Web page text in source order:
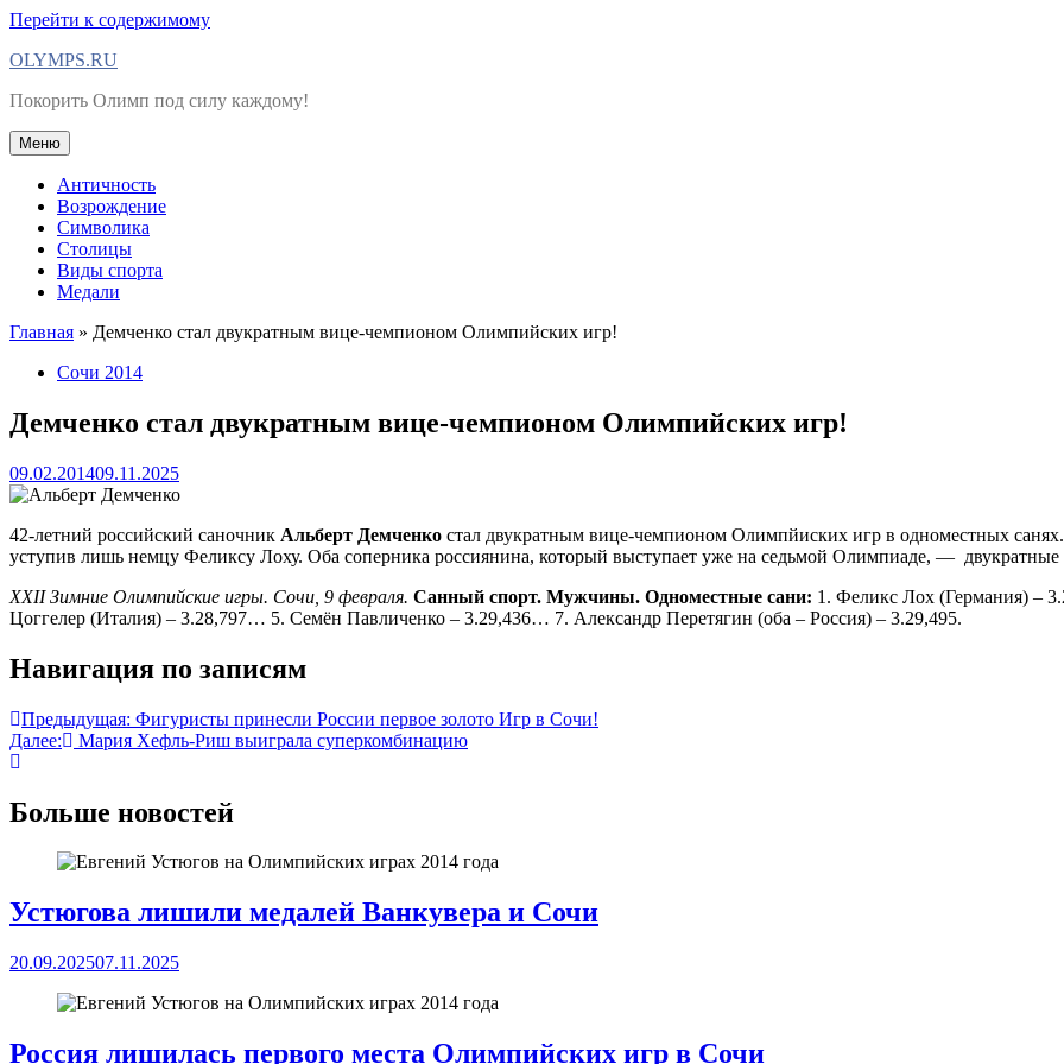
Перейти к содержимому
OLYMPS.RU
Покорить Олимп под силу каждому!
Меню
Античность
Возрождение
Символика
Столицы
Виды спорта
Медали
Главная » Демченко стал двукратным вице-чемпионом Олимпийских игр!
Сочи 2014
Демченко стал двукратным вице-чемпионом Олимпийских игр!
09.02.201409.11.2025
42-летний российский саночник Альберт Демченко стал двукратным вице-чемпионом Олимпйиских игр в одноместных
уступив лишь немцу Феликсу Лоху. Оба соперника россиянина, который выступает уже на седьмой Олимпиаде, —
XXII Зимние Олимпийские игры. Сочи, 9 февраля. Санный спорт. Мужчины. Одноместные сани: 1. Феликс Лох (Германия) –
Цоггелер (Италия) – 3.28,797… 5. Семён Павличенко – 3.29,436… 7. Александр Перетягин (оба – Россия) – 3.29,495.
Навигация по записям
Предыдущая: Фигуристы принесли России первое золото Игр в Сочи!
Далее:
Мария Хефль-Риш выиграла суперкомбинацию
Больше новостей
Устюгова лишили медалей Ванкувера и Сочи
20.09.202507.11.2025
Россия лишилась первого места Олимпийских игр в Сочи